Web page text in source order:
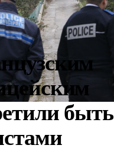
быть